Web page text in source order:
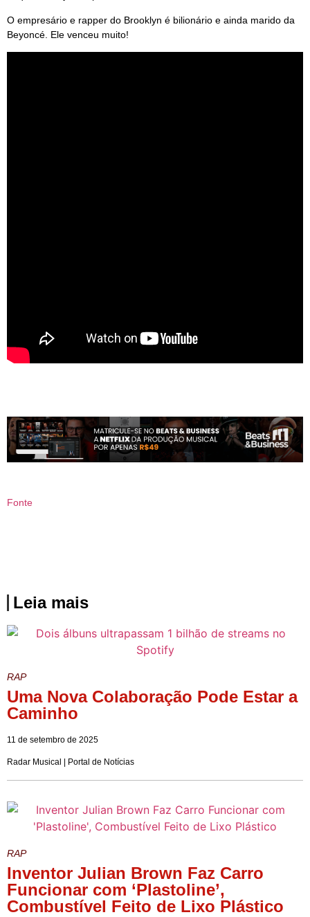
O empresário e rapper do Brooklyn é bilionário e ainda marido da
Beyoncé. Ele venceu muito!
Fonte
Leia mais
RAP
Uma Nova Colaboração Pode Estar a
Caminho
11 de setembro de 2025
Radar Musical | Portal de Notícias
RAP
Inventor Julian Brown Faz Carro
Funcionar com ‘Plastoline’,
Combustível Feito de Lixo Plástico